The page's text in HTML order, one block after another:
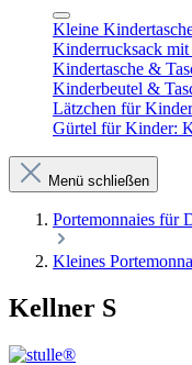
Kleine
Kinderrucksack
Kindertasche &
Kinderbeutel &
Lätzchen für
Gürtel für Kinder:
Menü schließen
Portemonnaies für
Kleines
Kellner S